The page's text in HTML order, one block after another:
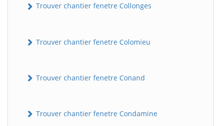
Trouver chantier fenetre Collonges
Trouver chantier fenetre Colomieu
Trouver chantier fenetre Conand
Trouver chantier fenetre Condamine